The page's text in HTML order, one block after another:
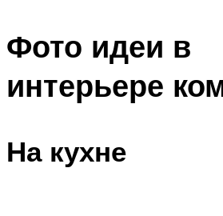
Фото идеи в
интерьере
На кухне